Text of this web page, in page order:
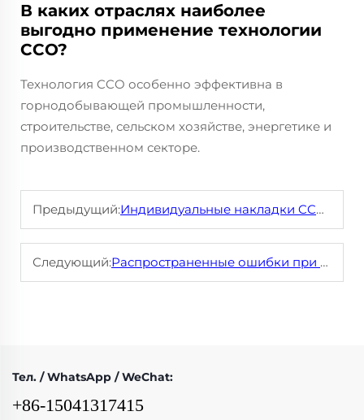
В каких отраслях наиболее
выгодно применение технологии
CCO?
Технология CCO особенно эффективна в
горнодобывающей промышленности,
строительстве, сельском хозяйстве, энергетике и
производственном секторе.
Предыдущий:Индивидуальные накладки CCO нужного размера для сложных промышленных задач
Следующий:Распространенные ошибки при установке плит CCO и способы их избежать
Тел. / WhatsApp / WeChat:
+86-15041317415